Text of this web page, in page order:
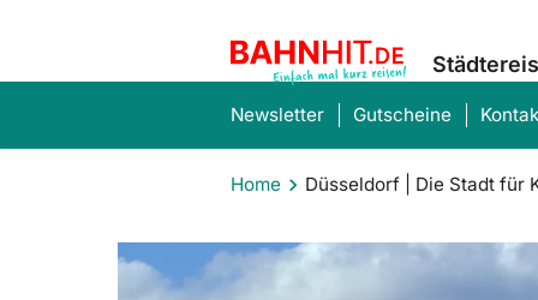
Newsletter Gutscheine
Home Düsseldorf | Die Stadt für